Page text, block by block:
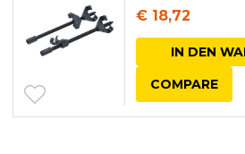
€ 18,72
IN DEN
COMPARE